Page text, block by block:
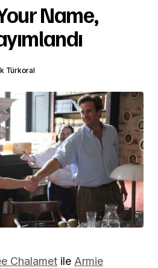
Name,
Türkoral
Chalamet ile Armie